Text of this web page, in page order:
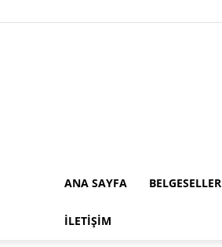
ANA SAYFA BELGESELLER
İLETIŞIM